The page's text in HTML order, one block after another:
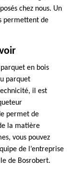
chez nous. Un
permettent de
en bois
parquet
il est
permet de
la matière
vous pouvez
de l’entreprise
de Bosrobert.